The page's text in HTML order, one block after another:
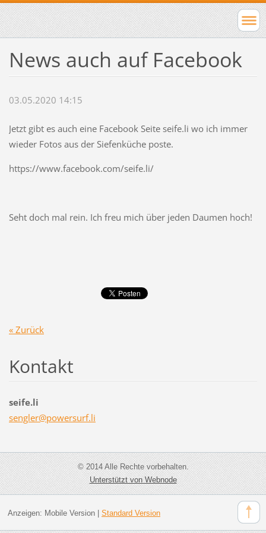
News auch auf Facebook
03.05.2020 14:15
Jetzt gibt es auch eine Facebook Seite seife.li wo ich immer
wieder Fotos aus der Siefenküche poste.
https://www.facebook.com/seife.li/
Seht doch mal rein. Ich freu mich über jeden Daumen hoch!
« Zurück
Kontakt
seife.li
sengler@powersurf.li
© 2014 Alle Rechte vorbehalten.
Unterstützt von Webnode
Anzeigen: Mobile Version| Standard Version